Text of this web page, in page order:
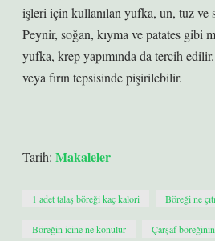
işleri için kullanılan yufka, un, tuz ve
Peynir, soğan, kıyma ve patates gibi
yufka, krep yapımında da tercih
veya fırın tepsisinde pişirilebilir.
Tarih: Makaleler
1 adet talaş böreği kaç kalori Böreği ne
Böreğin icine ne konulur Çarşaf